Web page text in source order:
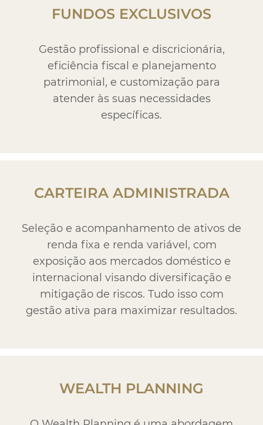
FUNDOS EXCLUSIVOS
Gestão profissional e discricionária,
eficiência fiscal e planejamento
patrimonial, e customização para
atender às suas necessidades
específicas.
CARTEIRA ADMINISTRADA
Seleção e acompanhamento de ativos de
renda fixa e renda variável, com
exposição aos mercados doméstico e
internacional visando diversificação e
mitigação de riscos. Tudo isso com
gestão ativa para maximizar resultados.
WEALTH PLANNING